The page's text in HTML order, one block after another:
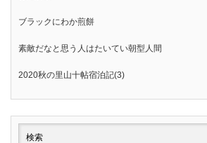
ブラックにわか煎餅
素敵だなと思う人はたいてい朝型人間
2020秋の里山十帖宿泊記(3)